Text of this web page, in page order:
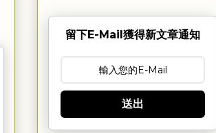
留下E-Mail獲得新文章通知
送出